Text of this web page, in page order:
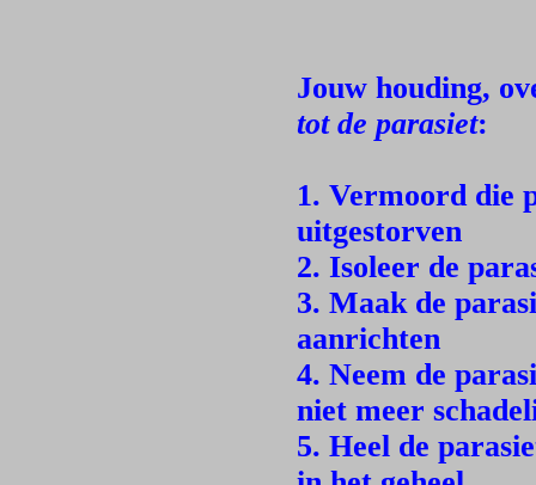
Jouw houding,
tot de parasiet:
1. Vermoord die
uitgestorven
2. Isoleer de
3. Maak de
aanrichten
4. Neem de
niet meer
5. Heel de